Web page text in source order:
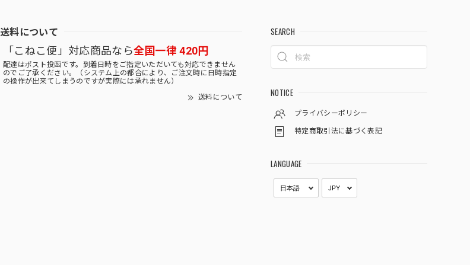
送料について
「こねこ便」対応商品なら全国一律 420円
配達はポスト投函です。到着日時をご指定いただいても対応できません
のでご了承ください。（システム上の都合により、ご注文時に日時指定
の操作が出来てしまうのですが実際には承れません）
送料について
SEARCH
NOTICE
プライバシーポリシー
特定商取引法に基づく表記
LANGUAGE